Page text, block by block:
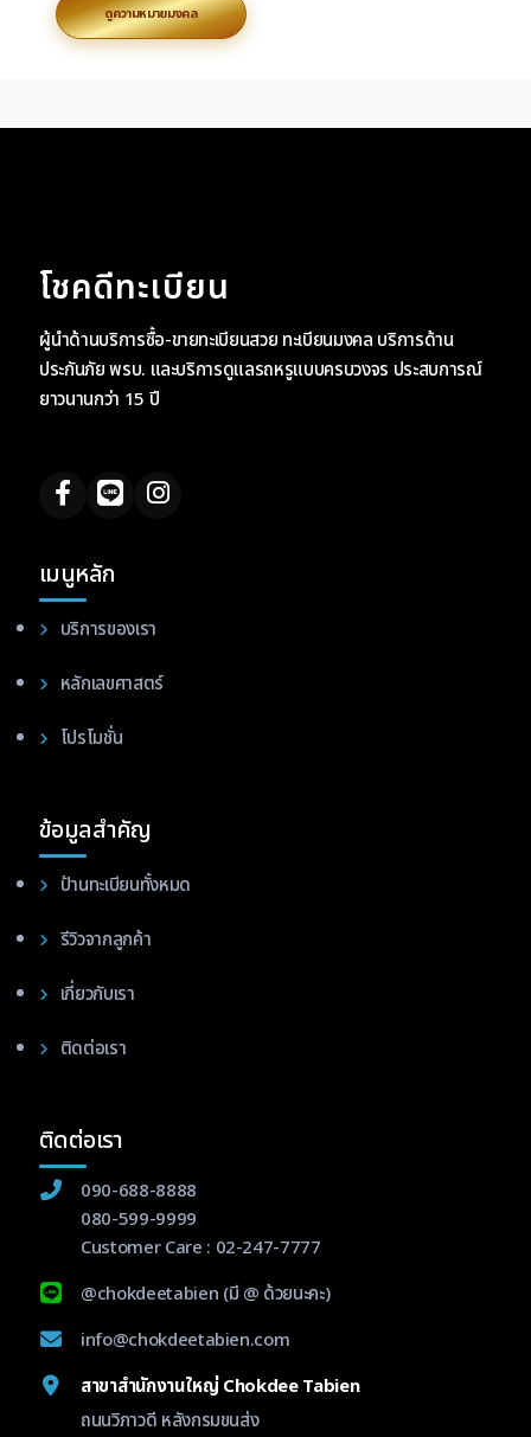
ดูความหมายมงคล
โชคดีทะเบียน
ผู้นำด้านบริการซื้อ-ขายทะเบียนสวย ทะเบียนมงคล บริการด้าน
ประกันภัย พรบ. และบริการดูแลรถหรูแบบครบวงจร ประสบการณ์
ยาวนานกว่า 15 ปี
เมนูหลัก
บริการของเรา
หลักเลขศาสตร์
โปรโมชั่น
ข้อมูลสำคัญ
ป้านทะเบียนทั้งหมด
รีวิวจากลูกค้า
เกี่ยวกับเรา
ติดต่อเรา
ติดต่อเรา
090-688-8888
080-599-9999
Customer Care : 02-247-7777
@chokdeetabien (มี @ ด้วยนะคะ)
info@chokdeetabien.com
สาขาสำนักงานใหญ่ Chokdee Tabien
ถนนวิภาวดี หลังกรมขนส่ง